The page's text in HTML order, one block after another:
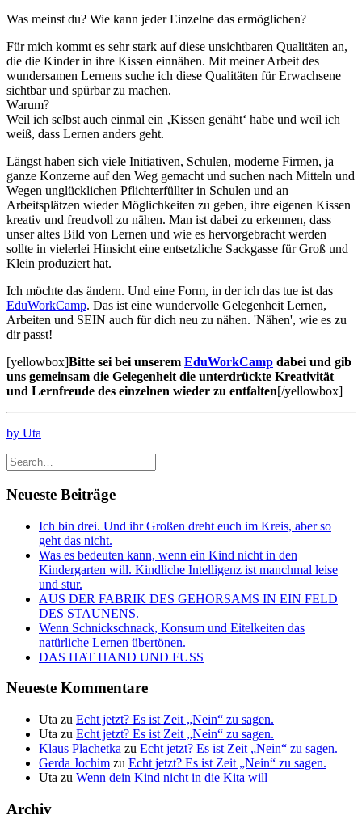
Was meinst du? Wie kann jeder Einzelne das ermöglichen?
Für mich kommt es sehr stark auf diese unsichtbaren Qualitäten an,
die die Kinder in ihre Kissen einnähen. Mit meiner Arbeit des
wundersamen Lernens suche ich diese Qualitäten für Erwachsene
sichtbar und spürbar zu machen.
Warum?
Weil ich selbst auch einmal ein ‚Kissen genäht‘ habe und weil ich
weiß, dass Lernen anders geht.
Längst haben sich viele Initiativen, Schulen, moderne Firmen, ja
ganze Konzerne auf den Weg gemacht und suchen nach Mitteln und
Wegen unglücklichen Pflichterfüllter in Schulen und an
Arbeitsplätzen wieder Möglichkeiten zu geben, ihre eigenen Kissen
kreativ und freudvoll zu nähen. Man ist dabei zu erkennen, dass
unser altes Bild von Lernen und wie es hervorgebracht werden
sollte in vielerlei Hinsicht eine entsetzliche Sackgasse für Groß und
Klein produziert hat.
Ich möchte das ändern. Und eine Form, in der ich das tue ist das
EduWorkCamp. Das ist eine wundervolle Gelegenheit Lernen,
Arbeiten und SEIN auch für dich neu zu nähen. 'Nähen', wie es zu
dir passt!
[yellowbox]Bitte sei bei unserem EduWorkCamp dabei und gib
uns gemeinsam die Gelegenheit die unterdrückte Kreativität
und Lernfreude des einzelnen wieder zu entfalten[/yellowbox]
by Uta
Neueste Beiträge
Ich bin drei. Und ihr Großen dreht euch im Kreis, aber so
geht das nicht.
Was es bedeuten kann, wenn ein Kind nicht in den
Kindergarten will. Kindliche Intelligenz ist manchmal leise
und stur.
AUS DER FABRIK DES GEHORSAMS IN EIN FELD
DES STAUNENS.
Wenn Schnickschnack, Konsum und Eitelkeiten das
natürliche Lernen übertönen.
DAS HAT HAND UND FUSS
Neueste Kommentare
Uta zu Echt jetzt? Es ist Zeit „Nein“ zu sagen.
Uta zu Echt jetzt? Es ist Zeit „Nein“ zu sagen.
Klaus Plachetka zu Echt jetzt? Es ist Zeit „Nein“ zu sagen.
Gerda Jochim zu Echt jetzt? Es ist Zeit „Nein“ zu sagen.
Uta zu Wenn dein Kind nicht in die Kita will
Archiv